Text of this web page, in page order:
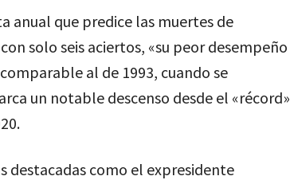
anual que predice las muertes de
solo seis aciertos, «su peor desempeño
al de 1993, cuando se
un notable descenso desde el «récord»
destacadas como el expresidente